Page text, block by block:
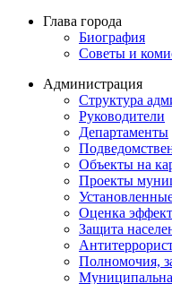
Глава города
Биография
Советы и
Администрация
Структура
Руководители
Департаменты
Объекты на
Проекты
Оценка
Защита
Полномочия,